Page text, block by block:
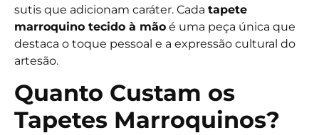
sutis que adicionam caráter. Cada tapete
marroquino tecido à mão é uma peça única que
destaca o toque pessoal e a expressão cultural do
artesão.
Quanto Custam os
Tapetes Marroquinos?